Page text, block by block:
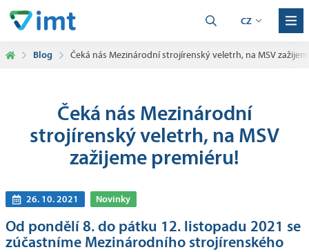
CZ
Blog Čeká nás Mezinárodní strojírenský veletrh, na MSV
Čeká nás Mezinárodní
strojírenský veletrh, na MSV
zažijeme premiéru!
26. 10. 2021 Novinky
Od pondělí 8. do pátku 12. listopadu 2021 se
zúčastníme Mezinárodního strojírenského